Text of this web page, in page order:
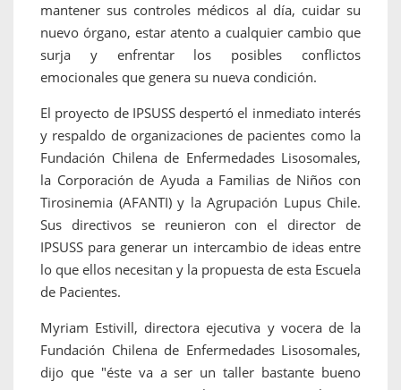
mantener sus controles médicos al día, cuidar su
nuevo órgano, estar atento a cualquier cambio que
surja y enfrentar los posibles conflictos
emocionales que genera su nueva condición.
El proyecto de IPSUSS despertó el inmediato interés
y respaldo de organizaciones de pacientes como la
Fundación Chilena de Enfermedades Lisosomales,
la Corporación de Ayuda a Familias de Niños con
Tirosinemia (AFANTI) y la Agrupación Lupus Chile.
Sus directivos se reunieron con el director de
IPSUSS para generar un intercambio de ideas entre
lo que ellos necesitan y la propuesta de esta Escuela
de Pacientes.
Myriam Estivill, directora ejecutiva y vocera de la
Fundación Chilena de Enfermedades Lisosomales,
dijo que "éste va a ser un taller bastante bueno